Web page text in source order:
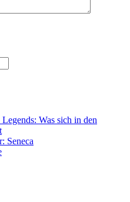
Was sich in den
Seneca